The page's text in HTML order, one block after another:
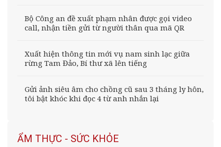
Bộ Công an đề xuất phạm nhân được gọi video
call, nhận tiền gửi từ người thân qua mã QR
Xuất hiện thông tin mới vụ nam sinh lạc giữa
rừng Tam Đảo, Bí thư xã lên tiếng
Gửi ảnh siêu âm cho chồng cũ sau 3 tháng ly hôn,
tôi bật khóc khi đọc 4 từ anh nhắn lại
ẨM THỰC - SỨC KHỎE